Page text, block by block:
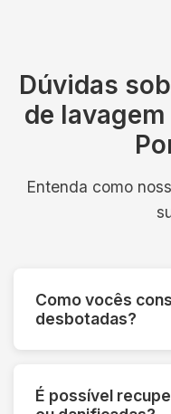
Dúvidas
de
Entenda como
Como vocês
desbotadas?
pigmentos das
que devolvem a
É possível